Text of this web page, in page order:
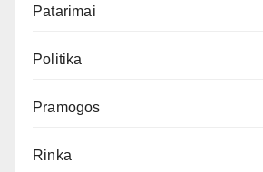
Patarimai
Politika
Pramogos
Rinka